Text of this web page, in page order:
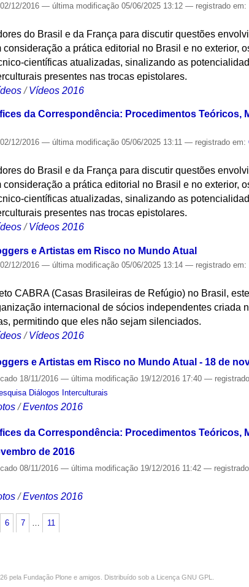
02/12/2016— última modificação 05/06/2025 13:12— registrado em:
do Brasil e da França para discutir questões
a prática editorial no Brasil e no exterior,
científicas atualizadas, sinalizando as
presentes nas trocas epistolares.
/Vídeos 2016
da Correspondência: Procedimentos Teóricos,
02/12/2016— última modificação 05/06/2025 13:11— registrado em:
do Brasil e da França para discutir questões
a prática editorial no Brasil e no exterior,
científicas atualizadas, sinalizando as
presentes nas trocas epistolares.
/Vídeos 2016
e Artistas em Risco no Mundo Atual
02/12/2016— última modificação 05/06/2025 13:14— registrado em:
CABRA (Casas Brasileiras de Refúgio) no Brasil,
internacional de sócios independentes criada
permitindo que eles não sejam silenciados.
/Vídeos 2016
e Artistas em Risco no Mundo Atual - 18 de
18/11/2016— última modificação 19/12/2016 17:40—
Diálogos Interculturais
/Eventos 2016
da Correspondência: Procedimentos Teóricos,
de 2016
08/11/2016— última modificação 19/12/2016 11:42—
/Eventos 2016
6 7 11
pela Fundação Plone e amigos. Distribuído sob a Licença GNU GPL